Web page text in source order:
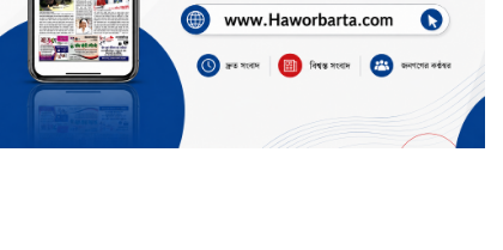
শান্তিগঞ্জে তিন দিন ধরে নিখোঁজ শিশু মারুফ,
কাঁদছে পরিবার